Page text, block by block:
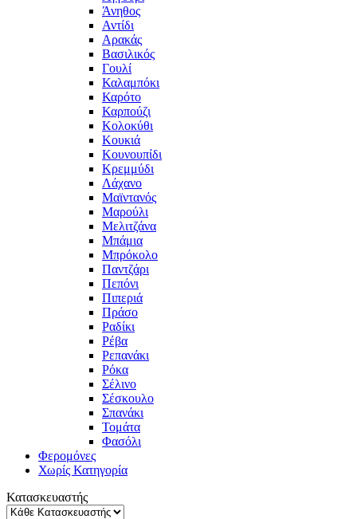
Άνηθος
Αντίδι
Αρακάς
Βασιλικός
Γουλί
Καλαμπόκι
Καρότο
Καρπούζι
Κολοκύθι
Κουκιά
Κουνουπίδι
Κρεμμύδι
Λάχανο
Μαϊντανός
Μαρούλι
Μελιτζάνα
Μπάμια
Μπρόκολο
Παντζάρι
Πεπόνι
Πιπεριά
Πράσο
Ραδίκι
Ρέβα
Ρεπανάκι
Ρόκα
Σέλινο
Σέσκουλο
Σπανάκι
Τομάτα
Φασόλι
Φερομόνες
Χωρίς Κατηγορία
Κατασκευαστής